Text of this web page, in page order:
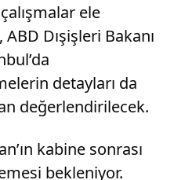
ele
Dışişleri Bakanı
detayları da
değerlendirilecek.
kabine sonrası
bekleniyor.